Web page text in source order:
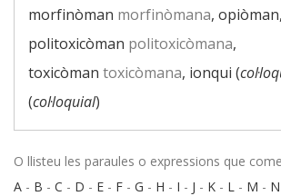
morfinòman morfinòmana, opiòman,
politoxicòman politoxicòmana,
toxicòman toxicòmana, ionqui (
(col·loquial)
O llisteu les paraules o expressions que
A - B - C - D - E - F - G - H - I - J - K - L - M - N